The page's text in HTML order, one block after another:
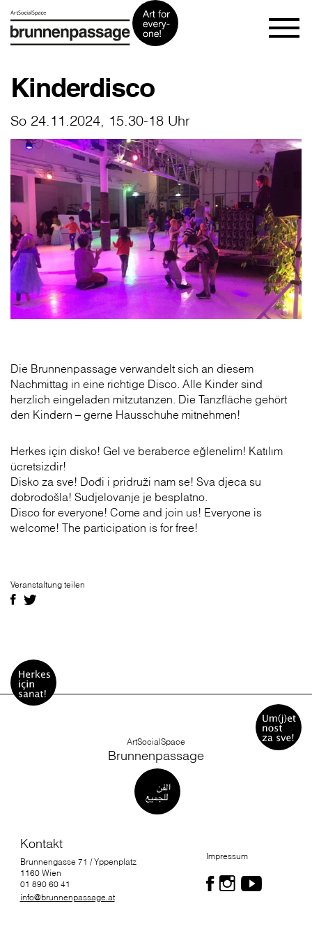
Kinderdisco
So 24.11.2024, 15.30-18 Uhr
Die Brunnenpassage verwandelt sich an diesem
Nachmittag in eine richtige Disco. Alle Kinder sind
herzlich eingeladen mitzutanzen. Die Tanzfläche gehört
den Kindern – gerne Hausschuhe mitnehmen!
Herkes için disko! Gel ve beraberce eğlenelim! Katılım
ücretsizdir!
Disko za sve! Dođi i pridruži nam se! Sva djeca su
dobrodošla! Sudjelovanje je besplatno.
Disco for everyone! Come and join us! Everyone is
welcome! The participation is for free!
Veranstaltung teilen
ArtSocialSpace
Brunnenpassage
Kontakt
Brunnengasse 71 / Yppenplatz
1160 Wien
01 890 60 41
info@brunnenpassage.at
Impressum